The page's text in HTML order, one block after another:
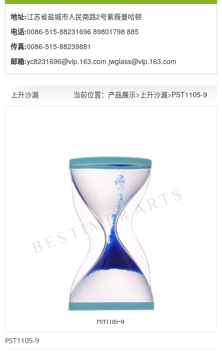
地址:江苏省盐城市人民南路2号紫薇曼哈顿
电话:0086-515-88231696 89801798 885
传真:0086-515-88239881
邮箱:yc8231696@vip.163.com jwglass@vip.163.com
上升沙漏 当前位置： 产品展示>上升沙漏>PST1105-9
PST1105-9